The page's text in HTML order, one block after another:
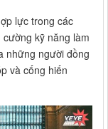
lực trong các
kỹ năng làm
những người đồng
và cống hiến